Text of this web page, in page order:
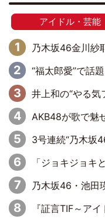
アイドル・芸能
乃木坂46金川紗耶
“福太郎愛”で話題…乃木坂46一
井上和の“やる気フォント”
AKB48が歌で魅せた新公演
3号連続“乃木坂46祭り” ラストを飾る
「ジョキジョキと切っ
乃木坂46・池田瑛紗と中西アルノが「真冬
『証言TIF～アイドル戦国時代とはなんだったのか～』第11回：